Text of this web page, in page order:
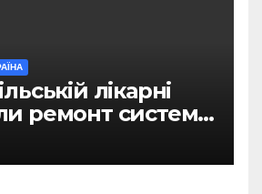
лікарні
ремонт системи